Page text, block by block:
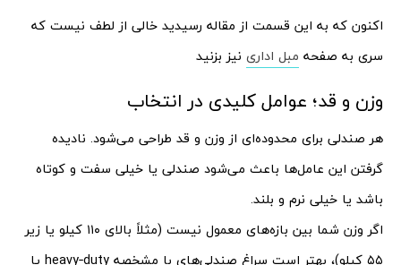
اکنون که به این قسمت از مقاله رسیدید خالی از لطف نیست که
سری به صفحه مبل اداری نیز بزنید
وزن و قد؛ عوامل کلیدی در انتخاب
هر صندلی برای محدوده‌ای از وزن و قد طراحی می‌شود. نادیده
گرفتن این عامل‌ها باعث می‌شود صندلی یا خیلی سفت و کوتاه
باشد یا خیلی نرم و بلند.
اگر وزن شما بین بازه‌های معمول نیست (مثلاً بالای ۱۱۰ کیلو یا زیر
۵۵ کیلو)، بهتر است سراغ صندلی‌های با مشخصه heavy‑duty یا